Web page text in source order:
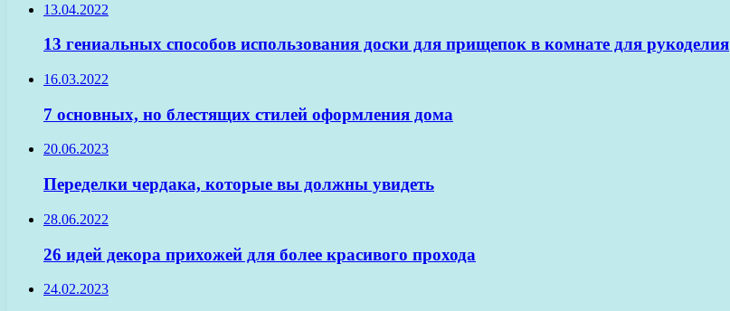
13.04.2022
13 гениальных способов использования доски для прищепок в комнате для рукоделия
16.03.2022
7 основных, но блестящих стилей оформления дома
20.06.2023
Переделки чердака, которые вы должны увидеть
28.06.2022
26 идей декора прихожей для более красивого прохода
24.02.2023